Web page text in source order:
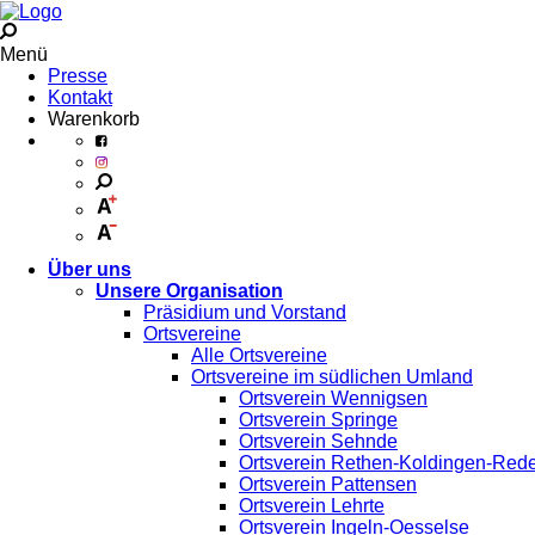
Menü
Presse
Kontakt
Warenkorb
Über uns
Unsere Organisation
Präsidium und Vorstand
Ortsvereine
Alle Ortsvereine
Ortsvereine im südlichen Umland
Ortsverein Wennigsen
Ortsverein Springe
Ortsverein Sehnde
Ortsverein Rethen-Koldingen-
Ortsverein Pattensen
Ortsverein Lehrte
Ortsverein Ingeln-Oesselse